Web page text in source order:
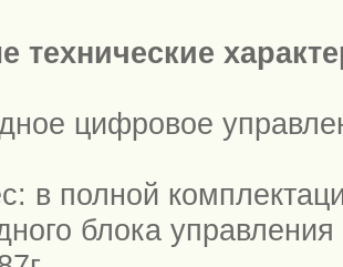
технические
цифровое
в полной
блока